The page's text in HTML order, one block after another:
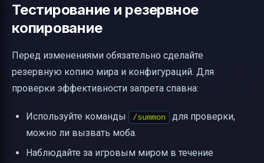
Тестирование и резервное
копирование
Перед изменениями обязательно сделайте
резервную копию мира и конфигураций. Для
проверки эффективности запрета спавна:
Используйте команды /summon
для проверки,
можно ли вызвать моба.
Наблюдайте за игровым миром в течение